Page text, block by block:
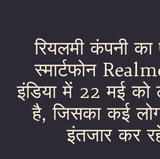
रियलमी कंपनी
स्मार्टफोन
इंडिया में 22 मई को
है, जिसका कई
इंतजार कर